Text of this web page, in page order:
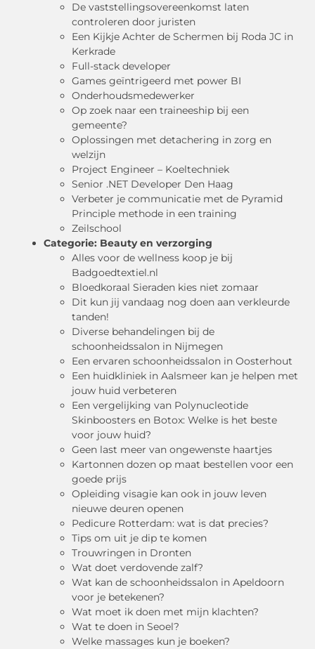
De vaststellingsovereenkomst laten
controleren door juristen
Een Kijkje Achter de Schermen bij Roda JC in
Kerkrade
Full-stack developer
Games geïntrigeerd met power BI
Onderhoudsmedewerker
Op zoek naar een traineeship bij een
gemeente?
Oplossingen met detachering in zorg en
welzijn
Project Engineer – Koeltechniek
Senior .NET Developer Den Haag
Verbeter je communicatie met de Pyramid
Principle methode in een training
Zeilschool
Categorie: Beauty en verzorging
Alles voor de wellness koop je bij
Badgoedtextiel.nl
Bloedkoraal Sieraden kies niet zomaar
Dit kun jij vandaag nog doen aan verkleurde
tanden!
Diverse behandelingen bij de
schoonheidssalon in Nijmegen
Een ervaren schoonheidssalon in Oosterhout
Een huidkliniek in Aalsmeer kan je helpen met
jouw huid verbeteren
Een vergelijking van Polynucleotide
Skinboosters en Botox: Welke is het beste
voor jouw huid?
Geen last meer van ongewenste haartjes
Kartonnen dozen op maat bestellen voor een
goede prijs
Opleiding visagie kan ook in jouw leven
nieuwe deuren openen
Pedicure Rotterdam: wat is dat precies?
Tips om uit je dip te komen
Trouwringen in Dronten
Wat doet verdovende zalf?
Wat kan de schoonheidssalon in Apeldoorn
voor je betekenen?
Wat moet ik doen met mijn klachten?
Wat te doen in Seoel?
Welke massages kun je boeken?